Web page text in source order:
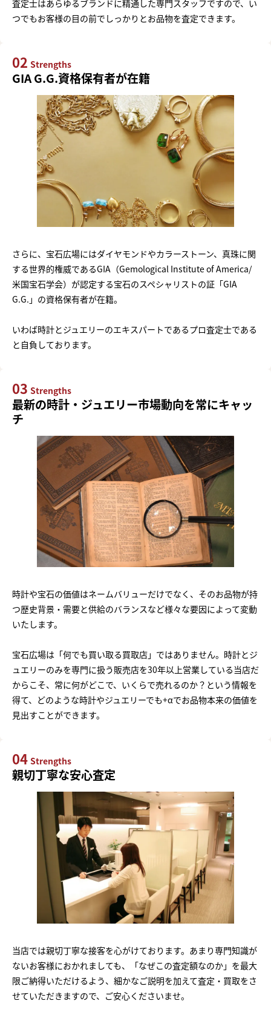
査定士はあらゆるブランドに精通した専門スタッフですので、い
つでもお客様の目の前でしっかりとお品物を査定できます。
02 Strengths
GIA G.G.資格保有者が在籍
さらに、宝石広場にはダイヤモンドやカラーストーン、真珠に関
する世界的権威であるGIA（Gemological Institute of America/
米国宝石学会）が認定する宝石のスペシャリストの証「GIA
G.G.」の資格保有者が在籍。
いわば時計とジュエリーのエキスパートであるプロ査定士である
と自負しております。
03 Strengths
最新の時計・ジュエリー市場動向を常にキャッ
チ
時計や宝石の価値はネームバリューだけでなく、そのお品物が持
つ歴史背景・需要と供給のバランスなど様々な要因によって変動
いたします。
宝石広場は「何でも買い取る買取店」ではありません。時計とジ
ュエリーのみを専門に扱う販売店を30年以上営業している当店だ
からこそ、常に何がどこで、いくらで売れるのか？という情報を
得て、どのような時計やジュエリーでも+αでお品物本来の価値を
見出すことができます。
04 Strengths
親切丁寧な安心査定
当店では親切丁寧な接客を心がけております。あまり専門知識が
ないお客様におかれましても、「なぜこの査定額なのか」を最大
限ご納得いただけるよう、細かなご説明を加えて査定・買取をさ
せていただきますので、ご安心くださいませ。